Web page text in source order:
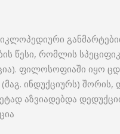
წესი, რომლის
ფილოსოფიაში იყო
ინდუქციურს) შორის,
აზვიადებდა